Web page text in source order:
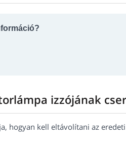
izzójának
hogyan kell eltávolítani az